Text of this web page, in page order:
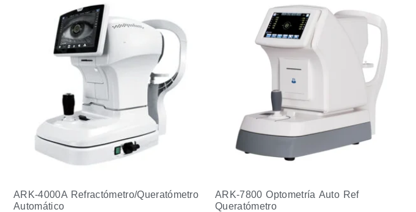
ARK-4000A Refractómetro/queratómetro
Automático
ARK-7800 Optometría Auto Ref
Queratómetro